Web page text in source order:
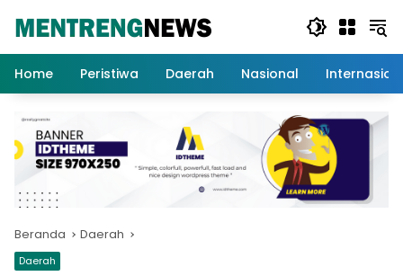
Home
Peristiwa Daerah Nasional
Beranda Daerah
Daerah